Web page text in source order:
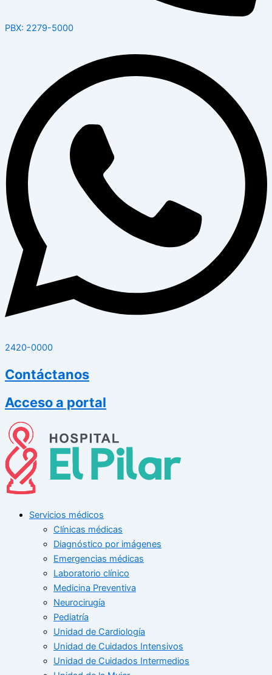
PBX: 2279-5000
2420-0000
Contáctanos
Acceso a portal
Servicios médicos
Clínicas médicas
Diagnóstico por imágenes
Emergencias médicas
Laboratorio clínico
Medicina Preventiva
Neurocirugía
Pediatría
Unidad de Cardiología
Unidad de Cuidados Intensivos
Unidad de Cuidados Intermedios